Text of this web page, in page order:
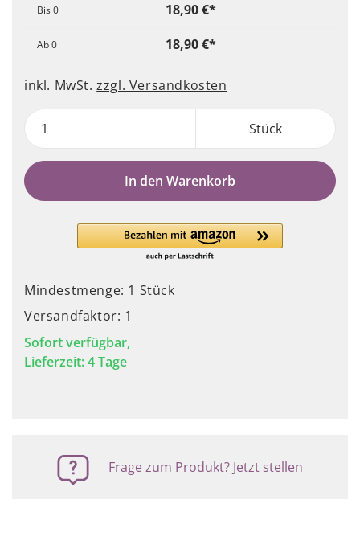
Bis0 18,90 €*
Ab0 18,90 €*
inkl. MwSt.zzgl. Versandkosten
Stück
In den Warenkorb
Mindestmenge: 1 Stück
Versandfaktor: 1
Sofort verfügbar,
Lieferzeit: 4 Tage
Frage zum Produkt? Jetzt stellen